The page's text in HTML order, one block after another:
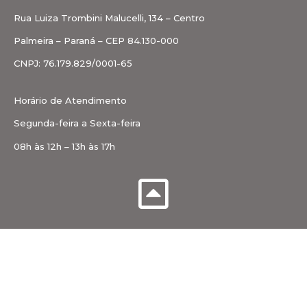
Rua Luiza Trombini Malucelli, 134 – Centro
Palmeira – Paraná – CEP 84.130-000
CNPJ: 76.179.829/0001-65
Horário de Atendimento
Segunda-feira a Sexta-feira
08h às 12h – 13h às 17h